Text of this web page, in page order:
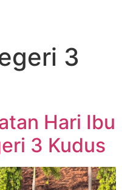
3
Hari Ibu
3 Kudus